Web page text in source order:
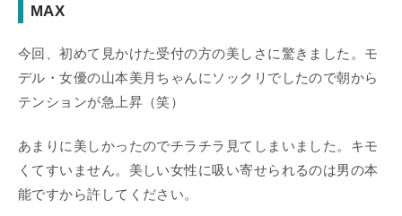
MAX
今回、初めて見かけた受付の方の美しさに驚きました。モ
デル・女優の山本美月ちゃんにソックリでしたので朝から
テンションが急上昇（笑）
あまりに美しかったのでチラチラ見てしまいました。キモ
くてすいません。美しい女性に吸い寄せられるのは男の本
能ですから許してください。